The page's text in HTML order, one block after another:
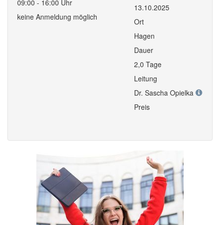
09:00 - 16:00 Uhr
keine Anmeldung möglich
13.10.2025
Ort
Hagen
Dauer
2,0 Tage
Leitung
Dr. Sascha Opielka
Preis